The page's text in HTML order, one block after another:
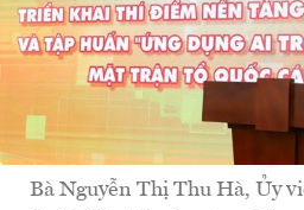
Bà Nguyễn Thị Thu Hà, Ủy